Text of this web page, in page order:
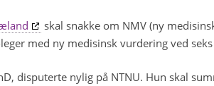
skal snakke om NMV (ny
med ny medisinsk vurdering ved
disputerte nylig på NTNU. Hun skal